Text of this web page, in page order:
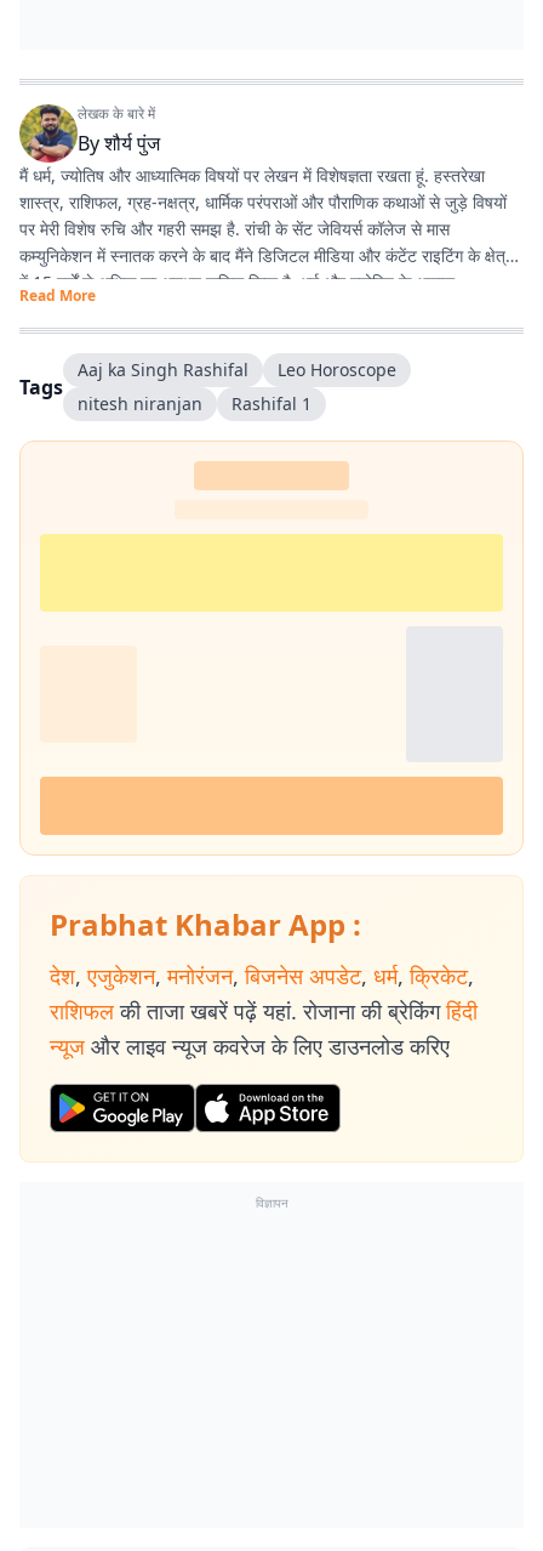
लेखक के बारे में
Byशौर्य पुंज
मैं धर्म, ज्योतिष और आध्यात्मिक विषयों पर लेखन में विशेषज्ञता रखता हूं. हस्तरेखा
शास्त्र, राशिफल, ग्रह-नक्षत्र, धार्मिक परंपराओं और पौराणिक कथाओं से जुड़े विषयों
पर मेरी विशेष रुचि और गहरी समझ है. रांची के सेंट जेवियर्स कॉलेज से मास
कम्युनिकेशन में स्नातक करने के बाद मैंने डिजिटल मीडिया और कंटेंट राइटिंग के क्षेत्र
में 15 वर्षों से अधिक का अनुभव हासिल किया है. धर्म और ज्योतिष के अलावा
एंटरटेनमेंट, लाइफस्टाइल और शिक्षा जैसे विषयों पर भी लगातार लेखन करता रहा हूं.
मेरी कोशिश रहती है कि जटिल विषयों को आसान, रोचक और भरोसेमंद तरीके से पाठकों
तक पहुंचाया जाए.
Read More
Tags
Aaj ka Singh Rashifal
Leo Horoscope
nitesh niranjan
Rashifal​​​​​​​​​​​​​​​​ 1
Prabhat Khabar App :
देश, एजुकेशन, मनोरंजन, बिजनेस अपडेट, धर्म, क्रिकेट,
राशिफल की ताजा खबरें पढ़ें यहां. रोजाना की ब्रेकिंग हिंदी
न्यूज और लाइव न्यूज कवरेज के लिए डाउनलोड करिए
विज्ञापन